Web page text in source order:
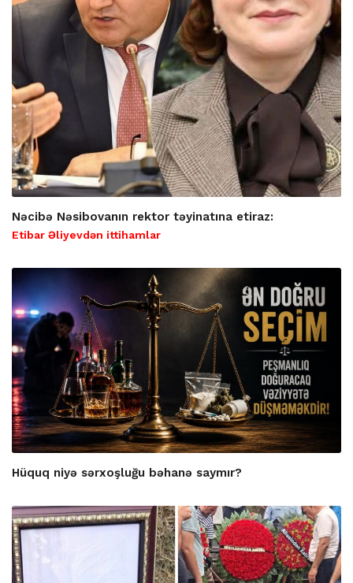
Nəcibə Nəsibovanın rektor təyinatına etiraz:
Etibar Əliyevdən ittihamlar
Hüquq niyə sərxoşluğu bəhanə saymır?